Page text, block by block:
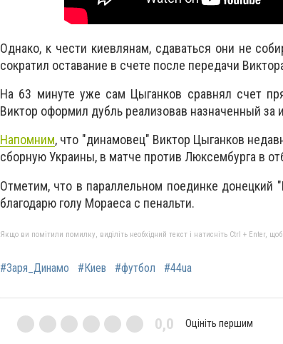
Однако, к чести киевлянам, сдаваться они не
сократил оставание в счете после передачи
На 63 минуте уже сам Цыганков сравнял счет
Виктор оформил дубль реализовав назначенный за
Напомним, что "динамовец" Виктор Цыганков
сборную Украины, в матче против Люксембурга в
Отметим, что в параллельном поединке
благодарю голу Мораеса с пенальти.
Якщо ви помітили помилку, виділіть необхідний текст і натисніть Ctrl + Enter,
#Заря_Динамо #Киев #футбол #44ua
0,0 Оцініть першим